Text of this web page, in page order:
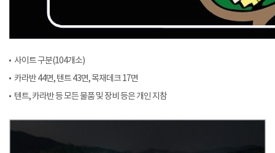
사이트 구분(104개소)
카라반 44면, 텐트 43면, 목재데크 17면
텐트, 카라반 등 모든 물품 및 장비 등은 개인 지참